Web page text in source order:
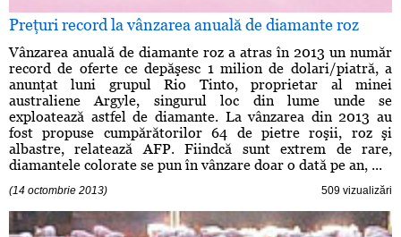
Preţuri record la vânzarea anuală de diamante roz
Vânzarea anuală de diamante roz a atras în 2013 un număr
record de oferte ce depăşesc 1 milion de dolari/piatră, a
anunţat luni grupul Rio Tinto, proprietar al minei
australiene Argyle, singurul loc din lume unde se
exploatează astfel de diamante. La vânzarea din 2013 au
fost propuse cumpărătorilor 64 de pietre roşii, roz şi
albastre, relatează AFP. Fiindcă sunt extrem de rare,
diamantele colorate se pun în vânzare doar o dată pe an, ...
(14 octombrie 2013) 509 vizualizări